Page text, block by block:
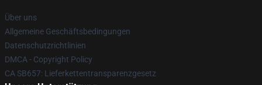
Über uns
Allgemeine Geschäftsbedingungen
Datenschutzrichtlinien
DMCA - Copyright Policy
CA SB657: Lieferkettentransparenzgesetz